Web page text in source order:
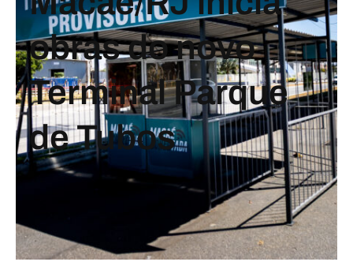
obras do novo
Terminal Parque
de Tubos